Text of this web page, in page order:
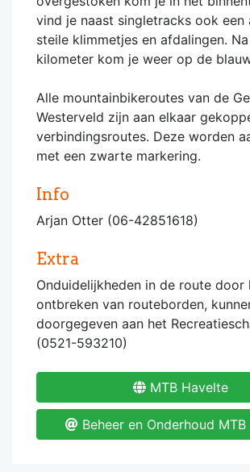
vind je naast singletracks ook
steile klimmetjes en afdalingen.
kilometer kom je weer op de
Alle mountainbikeroutes van de
Westerveld zijn aan elkaar
verbindingsroutes. Deze worden
met een zwarte markering.
Info
Arjan Otter (06-42851618)
Extra
Onduidelijkheden in de route door
ontbreken van routeborden,
doorgegeven aan het
(0521-593210)
MTB Havelte
Beheer en Onderhoud